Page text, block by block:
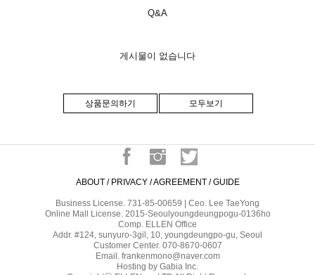
Q&A
게시물이 없습니다
상품문의하기 모두보기
ABOUT / PRIVACY /AGREEMENT / GUIDE
Business License. 731-85-00659 | Ceo. Lee TaeYong
Online Mall License. 2015-Seoulyoungdeungpogu-0136ho
Comp. ELLEN Office
Addr. #124, sunyuro-3gil, 10, youngdeungpo-gu, Seoul
Customer Center. 070-8670-0607
Email. frankenmono@naver.com
Hosting by Gabia Inc.